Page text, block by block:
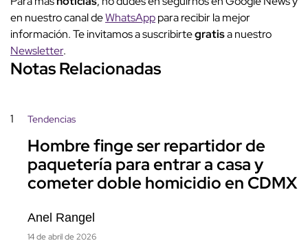
en nuestro canal deWhatsApppara recibir la mejor
información. Te invitamos a suscribirtegratisa nuestro
Newsletter.
Notas Relacionadas
1 Tendencias
Hombre finge ser repartidor de
paquetería para entrar a casa y
cometer doble homicidio en CDMX
Anel Rangel
14 de abril de 2026